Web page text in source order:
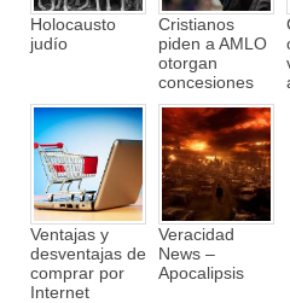
Holocausto
judío
Cristianos
piden a AMLO
otorgan
concesiones
Ventajas y
desventajas de
comprar por
Internet
Veracidad
News –
Apocalipsis